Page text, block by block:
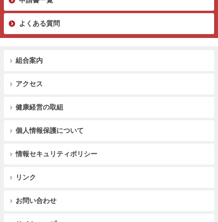
よくある質問
組合案内
アクセス
健康経営の取組
個人情報保護について
情報セキュリティポリシー
リンク
お問い合わせ